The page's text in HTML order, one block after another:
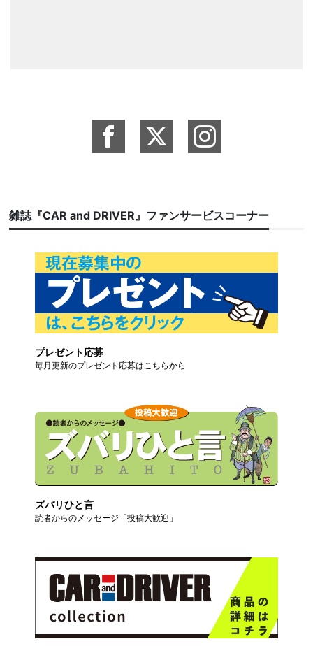
雑誌『CAR and DRIVER』ファンサービスコーナー
プレゼント応募
毎月更新のプレゼント応募はこちらから
ズバリひと言
読者からのメッセージ「投稿大歓迎」